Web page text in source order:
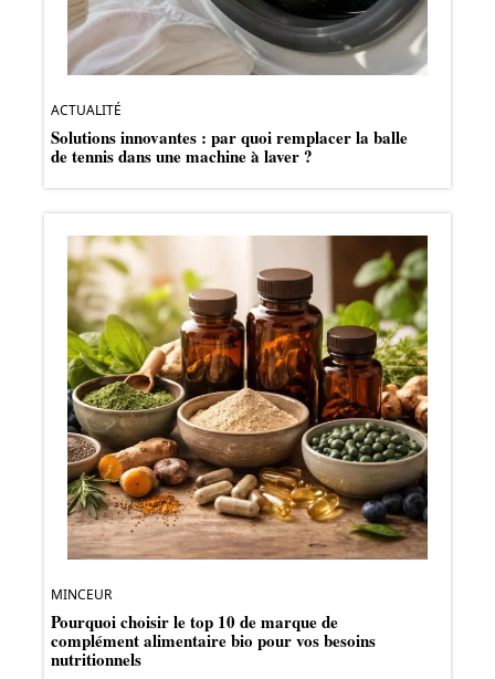
ACTUALITÉ
Solutions innovantes : par quoi remplacer la balle
de tennis dans une machine à laver ?
MINCEUR
Pourquoi choisir le top 10 de marque de
complément alimentaire bio pour vos besoins
nutritionnels